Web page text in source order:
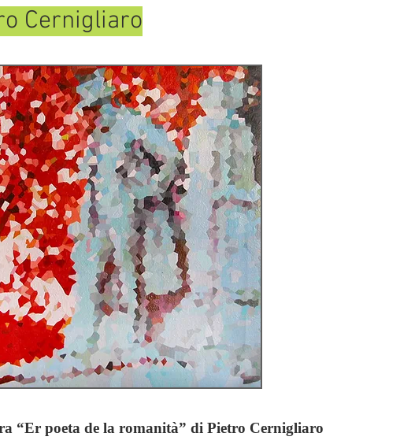
Cernigliaro
“Er poeta de la romanità” di Pietro Cernigliaro